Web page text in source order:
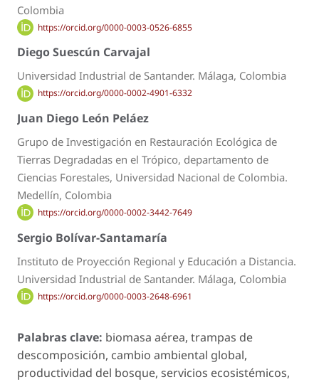
Colombia
https://orcid.org/0000-0003-0526-6855
Diego Suescún Carvajal
Universidad Industrial de Santander. Málaga, Colombia
https://orcid.org/0000-0002-4901-6332
Juan Diego León Peláez
Grupo de Investigación en Restauración Ecológica de
Tierras Degradadas en el Trópico, departamento de
Ciencias Forestales, Universidad Nacional de Colombia.
Medellín, Colombia
https://orcid.org/0000-0002-3442-7649
Sergio Bolívar-Santamaría
Instituto de Proyección Regional y Educación a Distancia.
Universidad Industrial de Santander. Málaga, Colombia
https://orcid.org/0000-0003-2648-6961
Palabras clave: biomasa aérea, trampas de
descomposición, cambio ambiental global,
productividad del bosque, servicios ecosistémicos,